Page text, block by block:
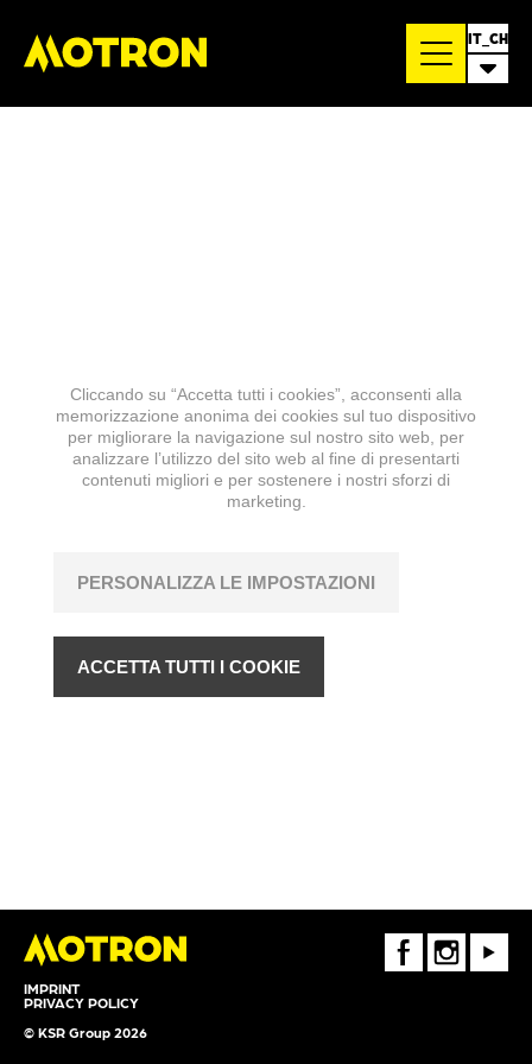
IT_CH
IMPRINT
PRIVACY POLICY
© KSR Group 2026
FaceBookInstagramYoutube
Cliccando su “Accetta tutti i cookies”, acconsenti alla
memorizzazione anonima dei cookies sul tuo dispositivo
per migliorare la navigazione sul nostro sito web, per
analizzare l’utilizzo del sito web al fine di presentarti
contenuti migliori e per sostenere i nostri sforzi di
marketing.
PERSONALIZZA LE IMPOSTAZIONI
ACCETTA TUTTI I COOKIE